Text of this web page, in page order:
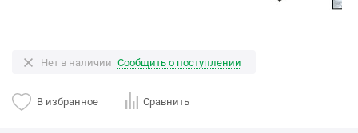
Нет в наличии Сообщить о поступлении
В избранное Сравнить